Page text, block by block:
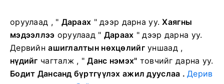
оруулаад , " Дараах " дээр дарна уу.Хаягны
мэдээллээ оруулаад " Дараах " дээр дарна уу.
Дервийнашиглалтын нөхцөлийгуншаад ,
нүдийг чагталж , "Данс нэмэх" товчийг дарна уу.
Бодит Дансанд бүртгүүлэх ажил дууслаа .Дерив